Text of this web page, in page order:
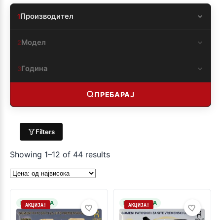
1Производител
2Модел
3Година
ПРЕБАРАЈ
Filters
Showing 1–12 of 44 results
НА ЗАЛИХА
АКЦИЈА! НА ЗАЛИХА
АКЦИЈА!